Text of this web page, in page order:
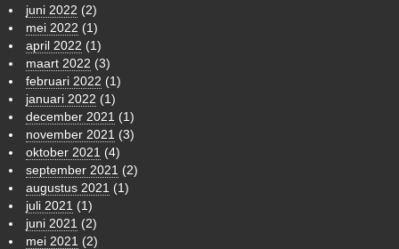
juni 2022 (2)
mei 2022 (1)
april 2022 (1)
maart 2022 (3)
februari 2022 (1)
januari 2022 (1)
december 2021 (1)
november 2021 (3)
oktober 2021 (4)
september 2021 (2)
augustus 2021 (1)
juli 2021 (1)
juni 2021 (2)
mei 2021 (2)